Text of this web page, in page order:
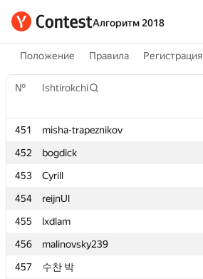
Алгоритм 2018
Положение Правила Регистрация
№ Ishtirokchi
451 misha-trapeznikov
452
bogdick
453
Cyrill
454
reijnUl
455
lxdlam
456
malinovsky239
457
수찬 박
№ Ishtirokchi
451 misha-trapeznikov
452
bogdick
453
Cyrill
454
reijnUl
455
lxdlam
456
malinovsky239
457
수찬 박